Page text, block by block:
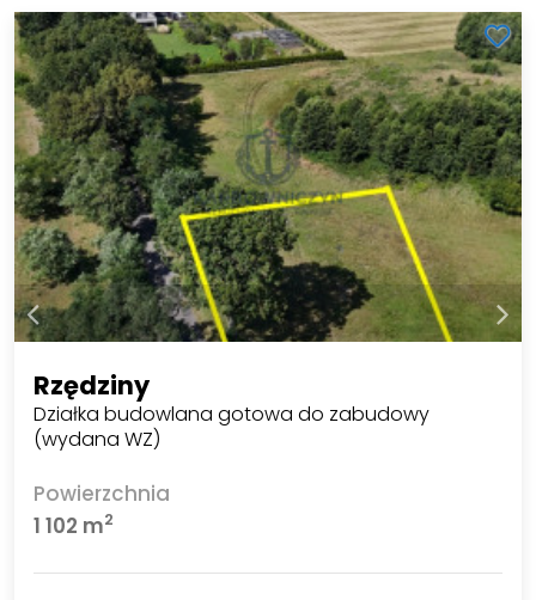
Rzędziny
Działka budowlana gotowa do zabudowy
(wydana WZ)
Powierzchnia
1 102 m2